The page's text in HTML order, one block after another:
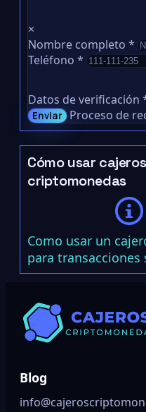
×
Nombre completo *
Teléfono *
Datos de verificación
Enviar Proceso de
Cómo usar
criptomonedas
Como usar un
para transacciones
Blog